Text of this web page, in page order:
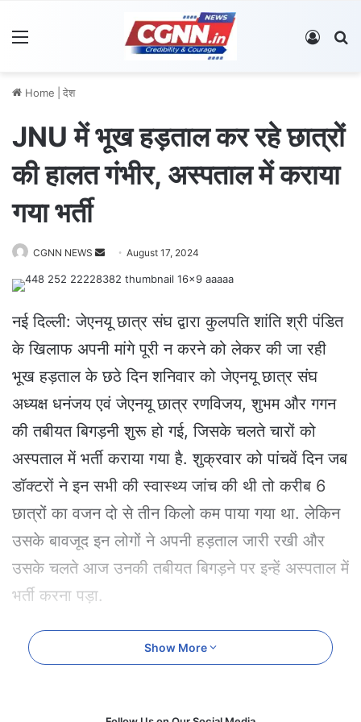
Log In
Home देश
JNU में भूख हड़ताल कर रहे छात्रों
की हालत गंभीर, अस्पताल में कराया
गया भर्ती
CGNN NEWS
e
a
n
e
a
i
August 17, 2024
नई दिल्ली: जेएनयू छात्र संघ द्वारा कुलपति शांति श्री पंडित
के खिलाफ अपनी मांगे पूरी न करने को लेकर की जा रही
भूख हड़ताल के छठे दिन शनिवार को जेएनयू छात्र संघ
अध्यक्ष धनंजय एवं जेएनयू छात्र रणविजय, शुभम और गगन
की तबीयत बिगड़नी शुरू हो गई, जिसके चलते चारों को
अस्पताल में भर्ती कराया गया है. शुक्रवार को पांचवें दिन जब
डॉक्टरों ने इन सभी की स्वास्थ्य जांच की थी तो करीब 6
छात्रों का वजन दो से तीन किलो कम पाया गया था. लेकिन
उसके बावजूद इन लोगों ने अपनी हड़ताल जारी रखी और
उसके चलते आज उनकी तबीयत बिगड़ने पर इन्हें अस्पताल में
भर्ती करना पड़ा.
हड़ताल पर बैठे कई छात्रों की हालत गंभीर
नेहा तिवारी का कहना है, “कि हड़ताल के 130 घंटे बीतने के
Show More